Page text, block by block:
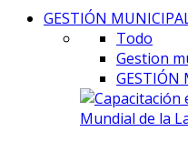
GESTIÓN
Todo
Gestion
GESTIÓN